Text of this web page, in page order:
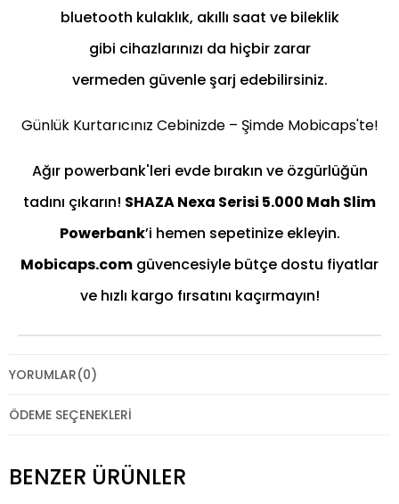
bluetooth kulaklık, akıllı saat ve bileklik
gibi cihazlarınızı da hiçbir zarar
vermeden güvenle şarj edebilirsiniz.
Günlük Kurtarıcınız Cebinizde – Şimde Mobicaps'te!
Ağır powerbank'leri evde bırakın ve özgürlüğün
tadını çıkarın! SHAZA Nexa Serisi 5.000 Mah Slim
Powerbank’i hemen sepetinize ekleyin.
Mobicaps.com güvencesiyle bütçe dostu fiyatlar
ve hızlı kargo fırsatını kaçırmayın!
YORUMLAR(0)
ÖDEME SEÇENEKLERI
BENZER ÜRÜNLER